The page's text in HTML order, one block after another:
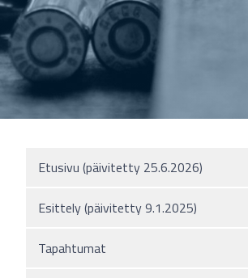
Etusivu (päivitetty 25.6.2026)
Esittely (päivitetty 9.1.2025)
Tapahtumat